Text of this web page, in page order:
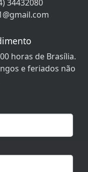
34432080
horas de Brasília.
e feriados não